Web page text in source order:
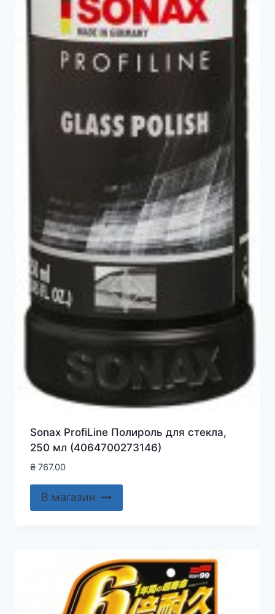
Sonax ProfiLine Полироль для стекла,
250 мл (4064700273146)
₴767.00
В магазин